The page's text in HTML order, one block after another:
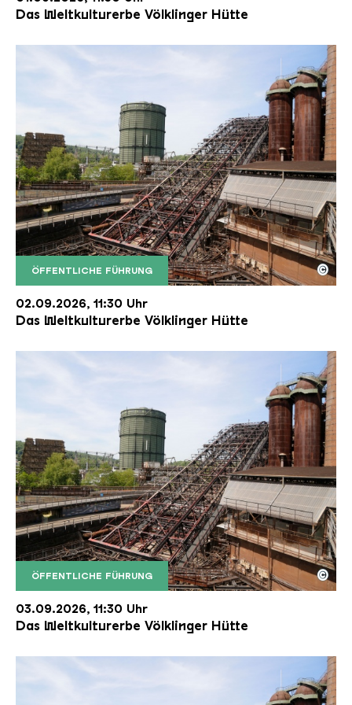
Das Weltkulturerbe Völklinger Hütte
ÖFFENTLICHE FÜHRUNG
Der Erzschrägaufzug der Völklinger Hütte mit
Copyright: Weltkulturerbe Völklinger Hütte | Karl
©
02.09.2026, 11:30 Uhr
Das Weltkulturerbe Völklinger Hütte
ÖFFENTLICHE FÜHRUNG
Der Erzschrägaufzug der Völklinger Hütte mit
Copyright: Weltkulturerbe Völklinger Hütte | Karl
©
03.09.2026, 11:30 Uhr
Das Weltkulturerbe Völklinger Hütte